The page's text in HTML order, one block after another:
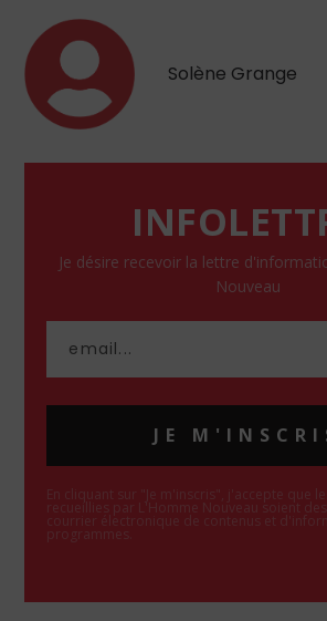
Solène Grange
Je désire recevoir la lettre
Nouveau
JE
En cliquant sur "Je m'inscris", j'accepte que
recueillies par L'Homme Nouveau soient
courrier électronique de contenus et
programmes.